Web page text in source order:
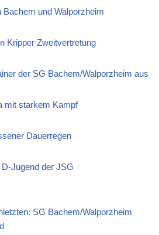
Bachem und Walporzheim
Kripper Zweitvertretung
der SG Bachem/Walporzheim aus
mit starkem Kampf
Dauerregen
Jugend der JSG
SG Bachem/Walporzheim